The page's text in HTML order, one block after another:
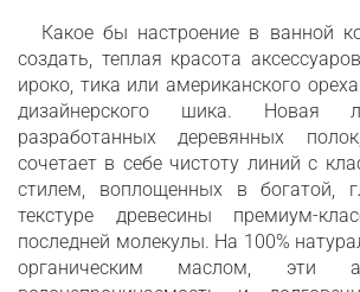
Какое бы настроение в ванной
создать, теплая красота
ироко, тика или американского
дизайнерского шика. Новая
разработанных деревянных
сочетает в себе чистоту линий с
стилем, воплощенных в богатой,
текстуре древесины премиум-
последней молекулы. На 100%
органическим маслом, эти